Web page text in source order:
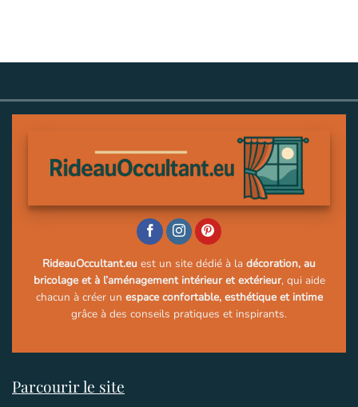
RideauOccultant.eu est un site dédié à la décoration, au
bricolage et à l’aménagement intérieur et extérieur, qui aide
chacun à créer un espace confortable, esthétique et intime
grâce à des conseils pratiques et inspirants.
Parcourir le site